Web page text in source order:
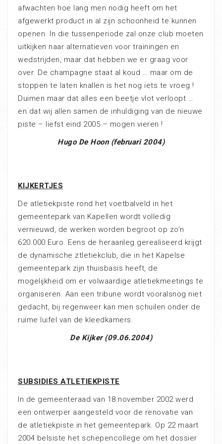
afwachten hoe lang men nodig heeft om het
afgewerkt product in al zijn schoonheid te kunnen
openen. In die tussenperiode zal onze club moeten
uitkijken naar alternatieven voor trainingen en
wedstrijden, maar dat hebben we er graag voor
over. De champagne staat al koud … maar om de
stoppen te laten knallen is het nog iets te vroeg !
Duimen maar dat alles een beetje vlot verloopt …
en dat wij allen samen de inhuldiging van de nieuwe
piste – liefst eind 2005 – mogen vieren !
Hugo De Hoon (februari 2004)
KIJKERTJES
De atletiekpiste rond het voetbalveld in het
gemeentepark van Kapellen wordt volledig
vernieuwd, de werken worden begroot op zo’n
620.000 Euro. Eens de heraanleg gerealiseerd krijgt
de dynamische ztletiekclub, die in het Kapelse
gemeentepark zijn thuisbasis heeft, de
mogelijkheid om er volwaardige atletiekmeetings te
organiseren. Aan een tribune wordt vooralsnog niet
gedacht, bij regenweer kan men schuilen onder de
ruime luifel van de kleedkamers.
De Kijker (09.06.2004)
SUBSIDIES ATLETIEKPISTE
In de gemeenteraad van 18 november 2002 werd
een ontwerper aangesteld voor de renovatie van
de atletiekpiste in het gemeentepark. Op 22 maart
2004 belsiste het schepencollege om het dossier